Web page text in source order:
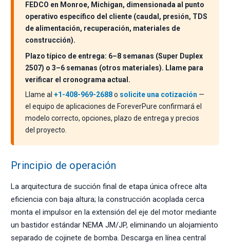
FEDCO en Monroe, Michigan, dimensionada al punto
operativo específico del cliente (caudal, presión, TDS
de alimentación, recuperación, materiales de
construcción).
Plazo típico de entrega: 6–8 semanas (Super Duplex
2507) o 3–6 semanas (otros materiales). Llame para
verificar el cronograma actual.
Llame al +1-408-969-2688o solicite una cotización —
el equipo de aplicaciones de ForeverPure confirmará el
modelo correcto, opciones, plazo de entrega y precios
del proyecto.
Principio de operación
La arquitectura de succión final de etapa única ofrece alta
eficiencia con baja altura; la construcción acoplada cerca
monta el impulsor en la extensión del eje del motor mediante
un bastidor estándar NEMA JM/JP, eliminando un alojamiento
separado de cojinete de bomba. Descarga en línea central